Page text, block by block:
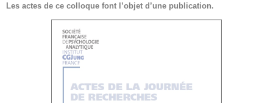
Les actes de ce colloque font l’objet d’une publication.